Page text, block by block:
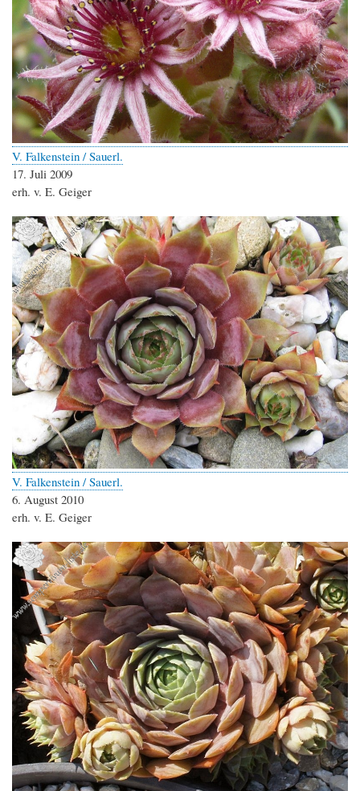
V. Falkenstein / Sauerl.
17. Juli 2009
erh. v. E. Geiger
V. Falkenstein / Sauerl.
6. August 2010
erh. v. E. Geiger